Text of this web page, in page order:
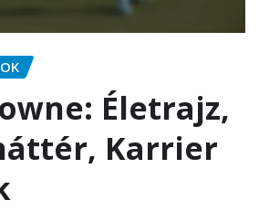
Életrajz,
Karrier